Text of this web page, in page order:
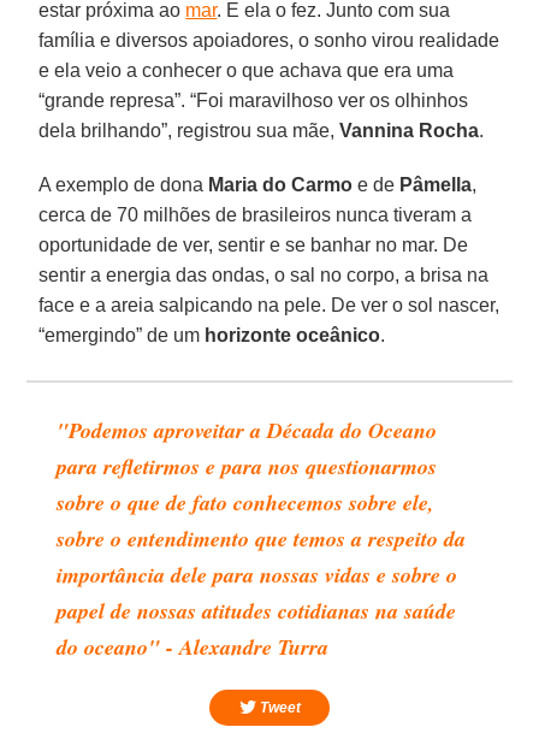
estar próxima ao mar. E ela o fez. Junto com sua
família e diversos apoiadores, o sonho virou realidade
e ela veio a conhecer o que achava que era uma
“grande represa”. “Foi maravilhoso ver os olhinhos
dela brilhando”, registrou sua mãe,Vannina Rocha.
A exemplo de dona Maria do Carmo e de Pâmella,
cerca de 70 milhões de brasileiros nunca tiveram a
oportunidade de ver, sentir e se banhar no mar. De
sentir a energia das ondas, o sal no corpo, a brisa na
face e a areia salpicando na pele. De ver o sol nascer,
“emergindo” de um horizonte oceânico.
"Podemos aproveitar a Década do Oceano
para refletirmos e para nos questionarmos
sobre o que de fato conhecemos sobre ele,
sobre o entendimento que temos a respeito da
importância dele para nossas vidas e sobre o
papel de nossas atitudes cotidianas na saúde
do oceano" - Alexandre Turra
Tweet